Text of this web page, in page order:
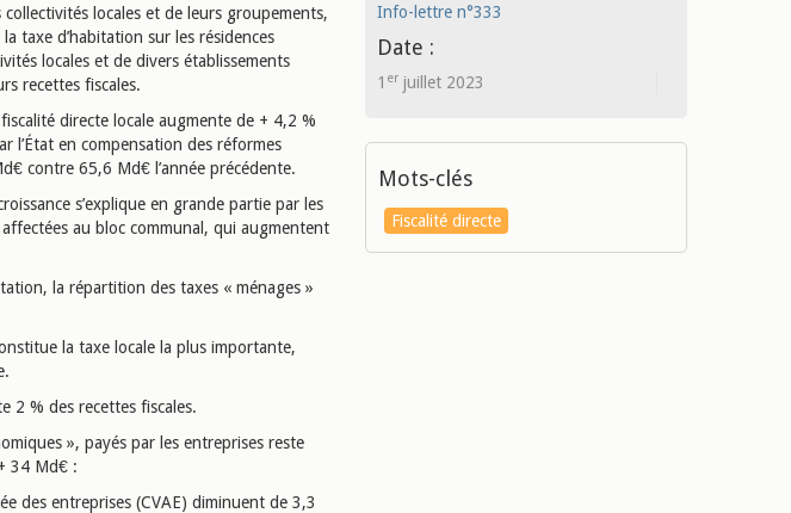
locales et de leurs groupements,
taxe d’habitation sur les résidences
locales et de divers établissements
recettes fiscales.
directe locale augmente de + 4,2 %
l’État en compensation des réformes
contre 65,6 Md€ l’année précédente.
s’explique en grande partie par les
au bloc communal, qui augmentent
la répartition des taxes « ménages »
la taxe locale la plus importante,
2 % des recettes fiscales.
», payés par les entreprises reste
34 Md€ :
des entreprises (CVAE) diminuent de 3,3
Info-lettre n°333
Date :
1 erjuillet 2023
Mots-clés
Fiscalité directe